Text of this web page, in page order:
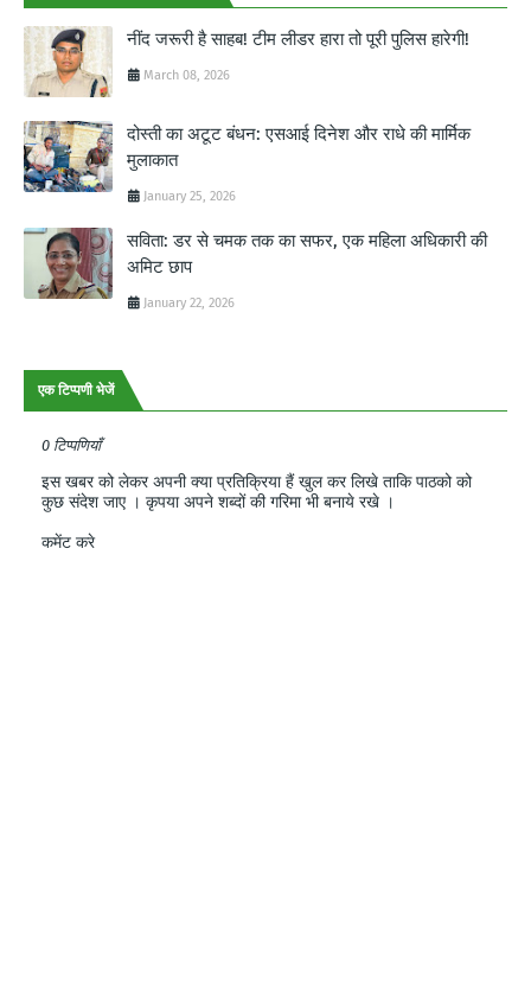
नींद जरूरी है साहब! टीम लीडर हारा तो पूरी पुलिस हारेगी!
March 08, 2026
दोस्ती का अटूट बंधन: एसआई दिनेश और राधे की मार्मिक
मुलाकात
January 25, 2026
सविता: डर से चमक तक का सफर, एक महिला अधिकारी की
अमिट छाप
January 22, 2026
एक टिप्पणी भेजें
0 टिप्पणियाँ
इस खबर को लेकर अपनी क्या प्रतिक्रिया हैं खुल कर लिखे ताकि पाठको को
कुछ संदेश जाए । कृपया अपने शब्दों की गरिमा भी बनाये रखे ।
कमेंट करे